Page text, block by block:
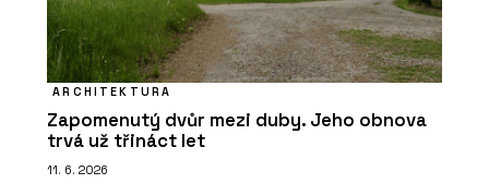
ARCHITEKTURA
Zapomenutý dvůr mezi duby. Jeho obnova
trvá už třináct let
11. 6. 2026